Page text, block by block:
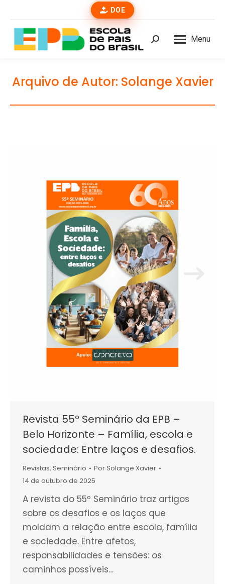
DOE
Menu
Buscar
Arquivo de Autor: Solange Xavier
Revista 55º Seminário da EPB –
Belo Horizonte – Família, escola e
sociedade: Entre laços e desafios.
Revistas, Seminário PorSolange Xavier
14 de outubro de 2025
A revista do 55º Seminário traz artigos
sobre os desafios e os laços que
moldam a relação entre escola, família
e sociedade. Entre afetos,
responsabilidades e tensões: os
caminhos possíveis…